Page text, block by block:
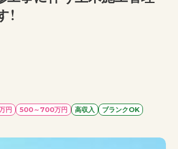
円 500～700万円 高収入 ブランクOK